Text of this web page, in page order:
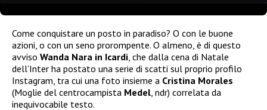
Come conquistare un posto in paradiso? O con le buone
azioni, o con un seno prorompente. O almeno, è di questo
avviso Wanda Nara in Icardi , che dalla cena di Natale
dell’Inter ha postato una serie di scatti sul proprio profilo
Instagram, tra cui una foto insieme a Cristina Morales
(Moglie del centrocampista Medel , ndr) correlata da
inequivocabile testo.